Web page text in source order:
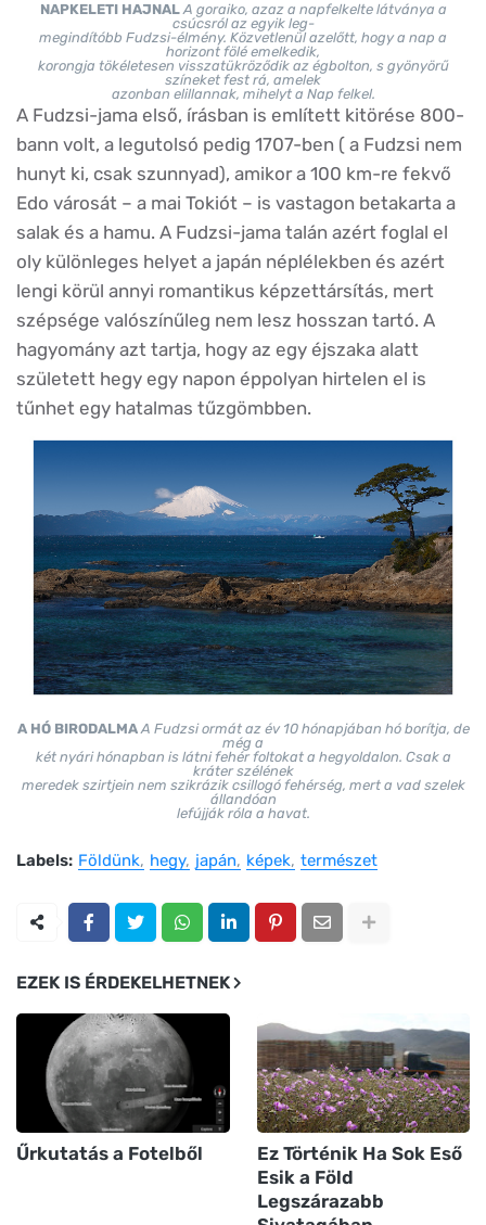
NAPKELETI HAJNALA goraiko, azaz a napfelkelte látványa a
csúcsról az egyik leg-
megindítóbb Fudzsi-élmény. Közvetlenül azelőtt, hogy a nap a
horizont fölé emelkedik,
korongja tökéletesen visszatükröződik az égbolton, s gyönyörű
színeket fest rá, amelek
azonban elillannak, mihelyt a Nap felkel.
A Fudzsi-jama első, írásban is említett kitörése 800-
bann volt, a legutolsó pedig 1707-ben ( a Fudzsi nem
hunyt ki, csak szunnyad), amikor a 100 km-re fekvő
Edo városát – a mai Tokiót – is vastagon betakarta a
salak és a hamu. A Fudzsi-jama talán azért foglal el
oly különleges helyet a japán néplélekben és azért
lengi körül annyi romantikus képzettársítás, mert
szépsége valószínűleg nem lesz hosszan tartó. A
hagyomány azt tartja, hogy az egy éjszaka alatt
született hegy egy napon éppolyan hirtelen el is
tűnhet egy hatalmas tűzgömbben.
A HÓ BIRODALMAA Fudzsi ormát az év 10 hónapjában hó borítja, de
még a
két nyári hónapban is látni fehér foltokat a hegyoldalon. Csak a
kráter szélének
meredek szirtjein nem szikrázik csillogó fehérség, mert a vad szelek
állandóan
lefújják róla a havat.
Labels: Földünk hegy japán képek természet
EZEK IS ÉRDEKELHETNEK
Űrkutatás a Fotelből
Ez Történik Ha Sok Eső
Esik a Föld
Legszárazabb